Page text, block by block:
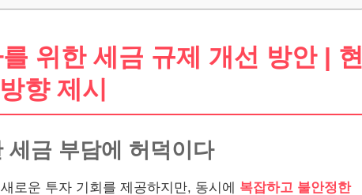
위한 세금 규제 개선 방안 | 현
향 제시
세금 부담에 허덕이다
로운 투자 기회를 제공하지만, 동시에 복잡하고 불안정한